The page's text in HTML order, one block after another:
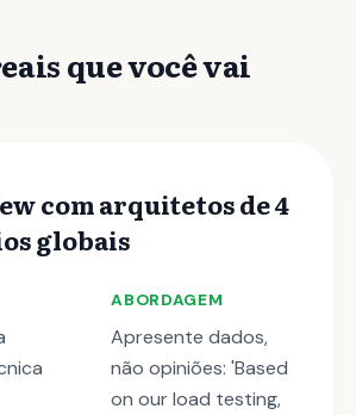
que você vai
com arquitetos de 4
globais
ABORDAGEM
Apresente dados,
não opiniões: 'Based
on our load testing,